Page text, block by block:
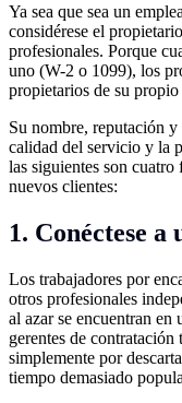
Ya sea que sea un
considérese el
profesionales. Porque
uno (W-2 o 1099), los
propietarios de su propio
Su nombre, reputación
calidad del servicio y la
las siguientes son
nuevos clientes:
1. Conéctese
Los trabajadores por
otros profesionales
al azar se encuentran en
gerentes de
simplemente por
tiempo demasiado